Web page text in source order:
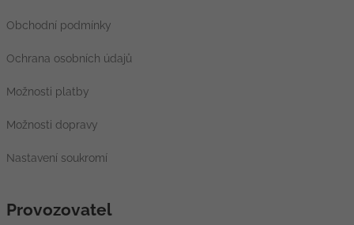
Obchodní podmínky
Ochrana osobních údajů
Možnosti platby
Možnosti dopravy
Nastavení soukromí
Provozovatel